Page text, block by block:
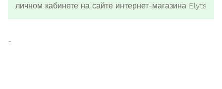
личном кабинете на сайте интернет-магазина Elyts
-